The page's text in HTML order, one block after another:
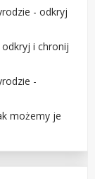
- odkryj
i chronij
-
możemy je